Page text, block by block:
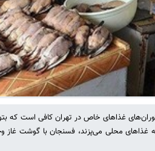
غذاهای خاص در تهران کافی است که